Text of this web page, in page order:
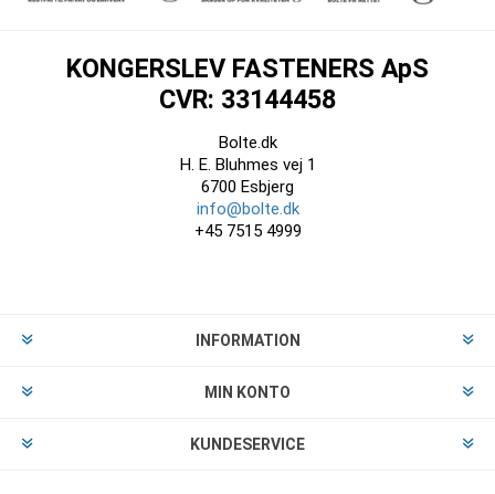
KONGERSLEV FASTENERS ApS
CVR: 33144458
Bolte.dk
H. E. Bluhmes vej 1
6700 Esbjerg
info@bolte.dk
+45 7515 4999
INFORMATION
MIN KONTO
KUNDESERVICE